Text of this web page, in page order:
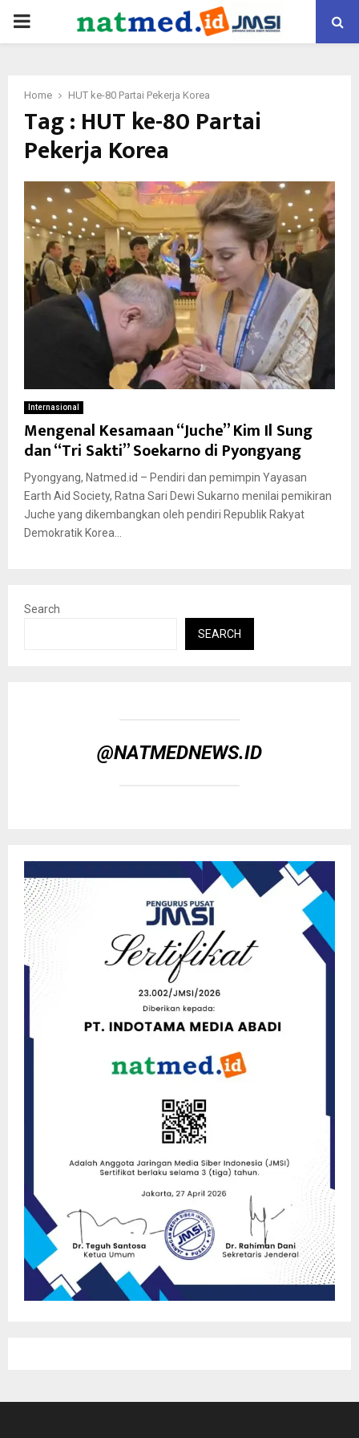
PRIMARY
Home HUT ke-80 Partai Pekerja Korea
Tag : HUT ke-80 Partai
Pekerja Korea
Internasional
Mengenal Kesamaan “Juche” Kim Il Sung
dan “Tri Sakti” Soekarno di Pyongyang
Pyongyang, Natmed.id – Pendiri dan pemimpin Yayasan
Earth Aid Society, Ratna Sari Dewi Sukarno menilai pemikiran
Juche yang dikembangkan oleh pendiri Republik Rakyat
Demokratik Korea...
Search
SEARCH
@NATMEDNEWS.ID